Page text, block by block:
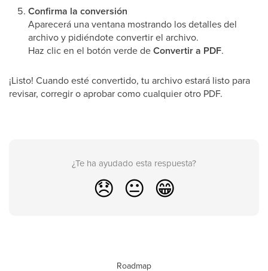
Confirma la conversión
Aparecerá una ventana mostrando los detalles del
archivo y pidiéndote convertir el archivo.
Haz clic en el botón verde deConvertir a PDF.
¡Listo! Cuando esté convertido, tu archivo estará listo para
revisar, corregir o aprobar como cualquier otro PDF.
¿Te ha ayudado esta respuesta?
😞 😐 😁
Roadmap